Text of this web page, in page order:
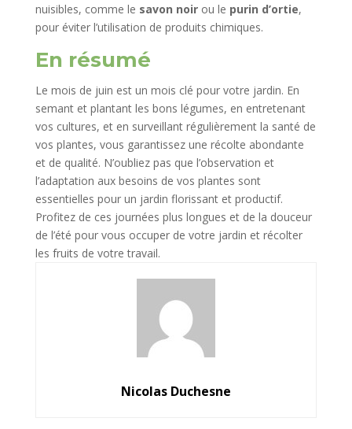
nuisibles, comme le savon noirou le purin d’ortie,
pour éviter l’utilisation de produits chimiques.
En résumé
Le mois de juin est un mois clé pour votre jardin. En
semant et plantant les bons légumes, en entretenant
vos cultures, et en surveillant régulièrement la santé de
vos plantes, vous garantissez une récolte abondante
et de qualité. N’oubliez pas que l’observation et
l’adaptation aux besoins de vos plantes sont
essentielles pour un jardin florissant et productif.
Profitez de ces journées plus longues et de la douceur
de l’été pour vous occuper de votre jardin et récolter
les fruits de votre travail.
Nicolas Duchesne